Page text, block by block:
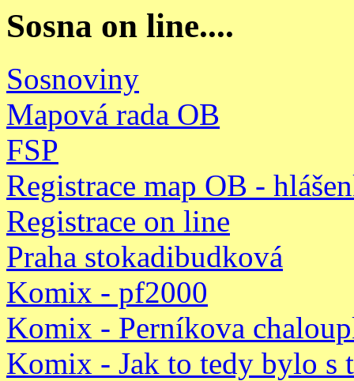
Sosna on line....
Sosnoviny
Mapová rada OB
FSP
Registrace map OB -
Registrace on line
Praha stokadibudková
Komix - pf2000
Komix - Perníkova
Komix - Jak to tedy bylo s